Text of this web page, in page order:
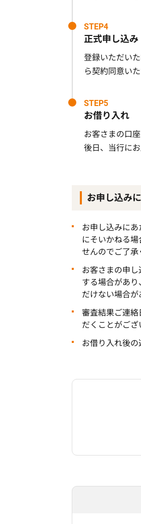
STEP4
正式申し込み
登録いただい
ら契約同意い
STEP5
お借り入れ
お客さまの口
後日、当行に
お申し込み
お申し込みに
にそいかねる
せんのでご了承
お客さまの申
する場合があ
だけない場合が
審査結果ご連
だくことがござ
お借り入れ後の